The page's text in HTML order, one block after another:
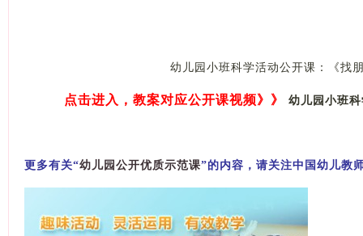
幼儿园小班科学活动公开课：《找
点击进入，教案对应公开课视频》》 幼儿园小班
更多有关“幼儿园公开优质示范课”的内容，请关注中国幼儿